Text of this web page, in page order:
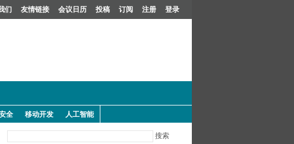
们 友情链接 会议日历 投稿 订阅 注册 登录
全 移动开发 人工智能
搜索